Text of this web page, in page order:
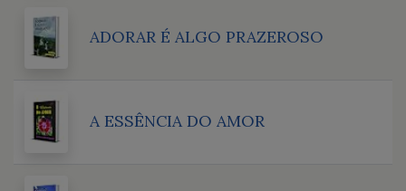
ADORAR É ALGO PRAZEROSO
A ESSÊNCIA DO AMOR